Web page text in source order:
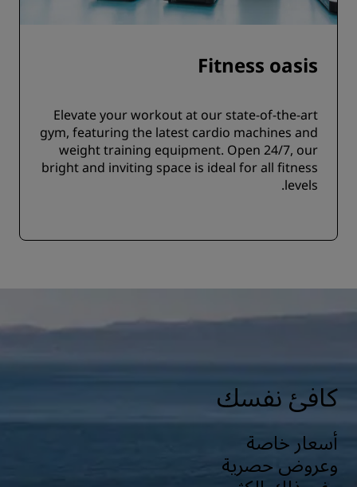
Fitness oasis
Elevate your workout at our state-of-the-art
gym, featuring the latest cardio machines and
weight training equipment. Open 24/7, our
bright and inviting space is ideal for all fitness
levels.
كافئ نفسك
أسعار خاصة
وعروض حصرية